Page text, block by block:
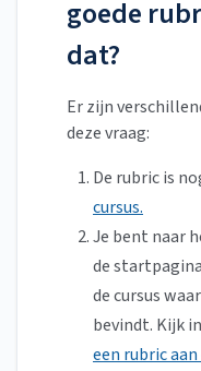
goede
dat?
Er zijn
deze vraag:
De rubric is
cursus.
Je bent naar
de
de cursus
bevindt. Kijk
een rubric